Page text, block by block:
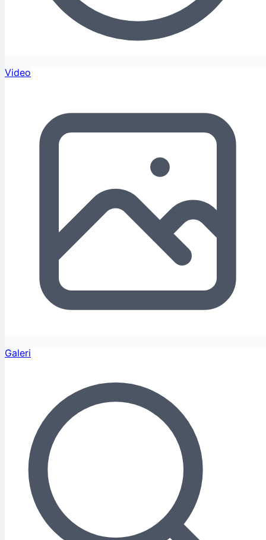
Video
Galeri